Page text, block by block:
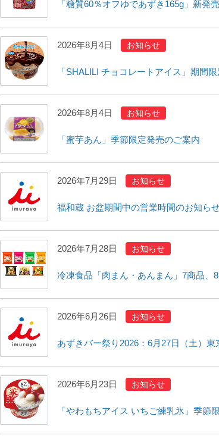
「糖質60％オフゆであずき165g」新発
2026年8月4日 お知らせ
「SHALILI チョコレートアイス」期間
2026年8月4日 お知らせ
「蜜芋あん」季節限定発売のご案内
2026年7月29日 お知らせ
福和蔵 お盆期間中の営業時間のお知ら
2026年7月28日 お知らせ
冷凍食品「肉まん・あんまん」7商品、
2026年6月26日 お知らせ
あずきバー祭り2026：6月27日（土）
2026年6月23日 お知らせ
「やわもちアイス いちご練乳氷」季節